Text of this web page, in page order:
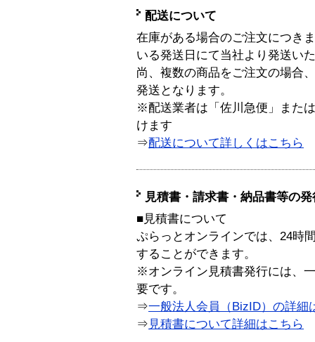
配送について
在庫がある場合のご注文につき
いる発送日にて当社より発送い
尚、複数の商品をご注文の場合
発送となります。
※配送業者は「佐川急便」また
けます
⇒配送について詳しくはこちら
見積書・請求書・納品書等の
■見積書について
ぷらっとオンラインでは、24時
することができます。
※オンライン見積書発行には、
要です。
⇒一般法人会員（BizID）の詳細
⇒ 見積書について詳細はこちら